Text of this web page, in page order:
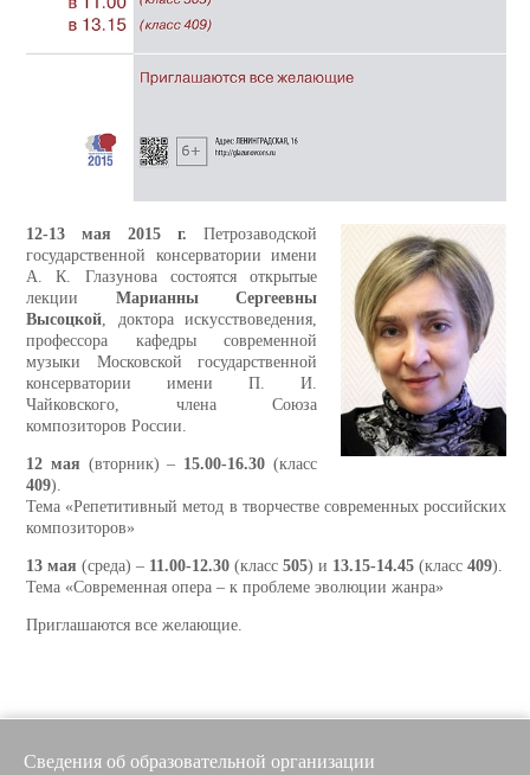
12-13 мая 2015 г. Петрозаводской
государственной консерватории имени
А. К. Глазунова состоятся открытые
лекции Марианны Сергеевны
Высоцкой, доктора искусствоведения,
профессора кафедры современной
музыки Московской государственной
консерватории имени П. И.
Чайковского, члена Союза
композиторов России.
12 мая (вторник) – 15.00-16.30 (класс
409).
Тема «Репетитивный метод в творчестве современных российских
композиторов»
13 мая (среда) – 11.00-12.30 (класс 505) и 13.15-14.45 (класс 409).
Тема «Современная опера – к проблеме эволюции жанра»
Приглашаются все желающие.
Сведения об образовательной организации